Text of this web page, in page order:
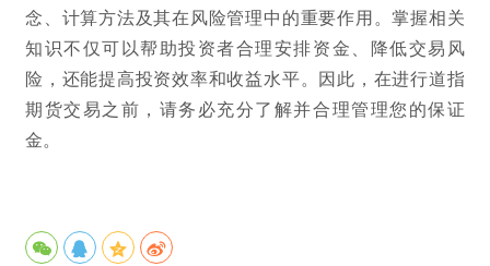
念、计算方法及其在风险管理中的重要作用。掌握相关
知识不仅可以帮助投资者合理安排资金、降低交易风
险，还能提高投资效率和收益水平。因此，在进行道指
期货交易之前，请务必充分了解并合理管理您的保证
金。